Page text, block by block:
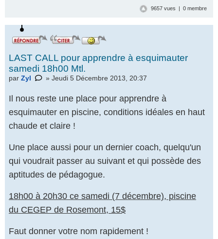
9657 vues | 0 membre
LAST CALL pour apprendre à esquimauter
samedi 18h00 Mtl.
par Zyl » Jeudi 5 Décembre 2013, 20:37
Il nous reste une place pour apprendre à
esquimauter en piscine, conditions idéales en haut
chaude et claire !
Une place aussi pour un dernier coach, quelqu'un
qui voudrait passer au suivant et qui possède des
aptitudes de pédagogue.
18h00 à 20h30 ce samedi (7 décembre), piscine
du CEGEP de Rosemont, 15$
Faut donner votre nom rapidement !